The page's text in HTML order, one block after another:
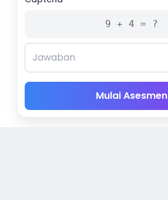
9 + 4 = ?
Mulai Asesmen